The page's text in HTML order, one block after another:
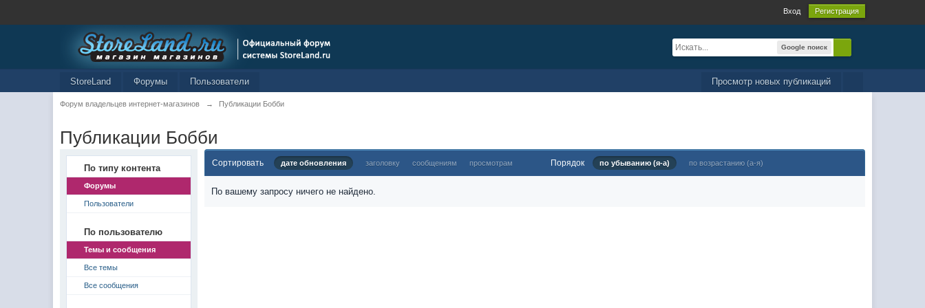
Вход Регистрация
Google поиск
Просмотр новых публикаций
StoreLand Форумы Пользователи
Форум владельцев интернет-магазинов → Публикации Бобби
Публикации Бобби
По типу контента
Форумы
Пользователи
По пользователю
Темы и сообщения
Все темы
Все сообщения
Сортировать дате обновления заголовку сообщениям просмотрам Порядок по убыванию (я-а) по возрастанию (а-я)
По вашему запросу ничего не найдено.